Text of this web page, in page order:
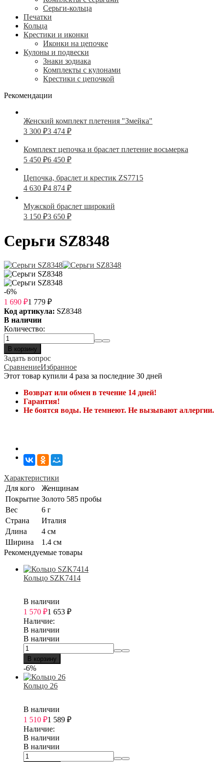
Серьги-кольца
Печатки
Кольца
Крестики и иконки
Иконки на цепочке
Кулоны и подвески
Знаки зодиака
Комплекты с кулонами
Крестики с цепочкой
Рекомендации
Женский комплект плетения "Змейка"
3 300 ₽3 474 ₽
Комплект цепочка и браслет плетение восьмерка
5 450 ₽6 450 ₽
Цепочка, браслет и крестик ZS7715
4 630 ₽4 874 ₽
Мужской браслет широкий
3 150 ₽3 650 ₽
Серьги SZ8348
-6%
1 690 ₽1 779 ₽
Код артикула: SZ8348
В наличии
Количество:
В корзину
Задать вопрос
СравнениеИзбранное
Этот товар купили 4 раза за последние 30 дней
Возврат или обмен в течение 14 дней!
Гарантия!
Не боятся воды. Не темнеют. Не вызывают аллергии.
Характеристики
Для кого
Женщинам
Покрытие Золото 585 пробы
Вес
6 г
Страна
Италия
Длина
4 см
Ширина
1.4 см
Рекомендуемые товары
Кольцо SZK7414
В наличии
1 570 ₽1 653 ₽
Наличие:
В наличии
В наличии
В корзину
-6%
Кольцо 26
В наличии
1 510 ₽1 589 ₽
Наличие:
В наличии
В наличии